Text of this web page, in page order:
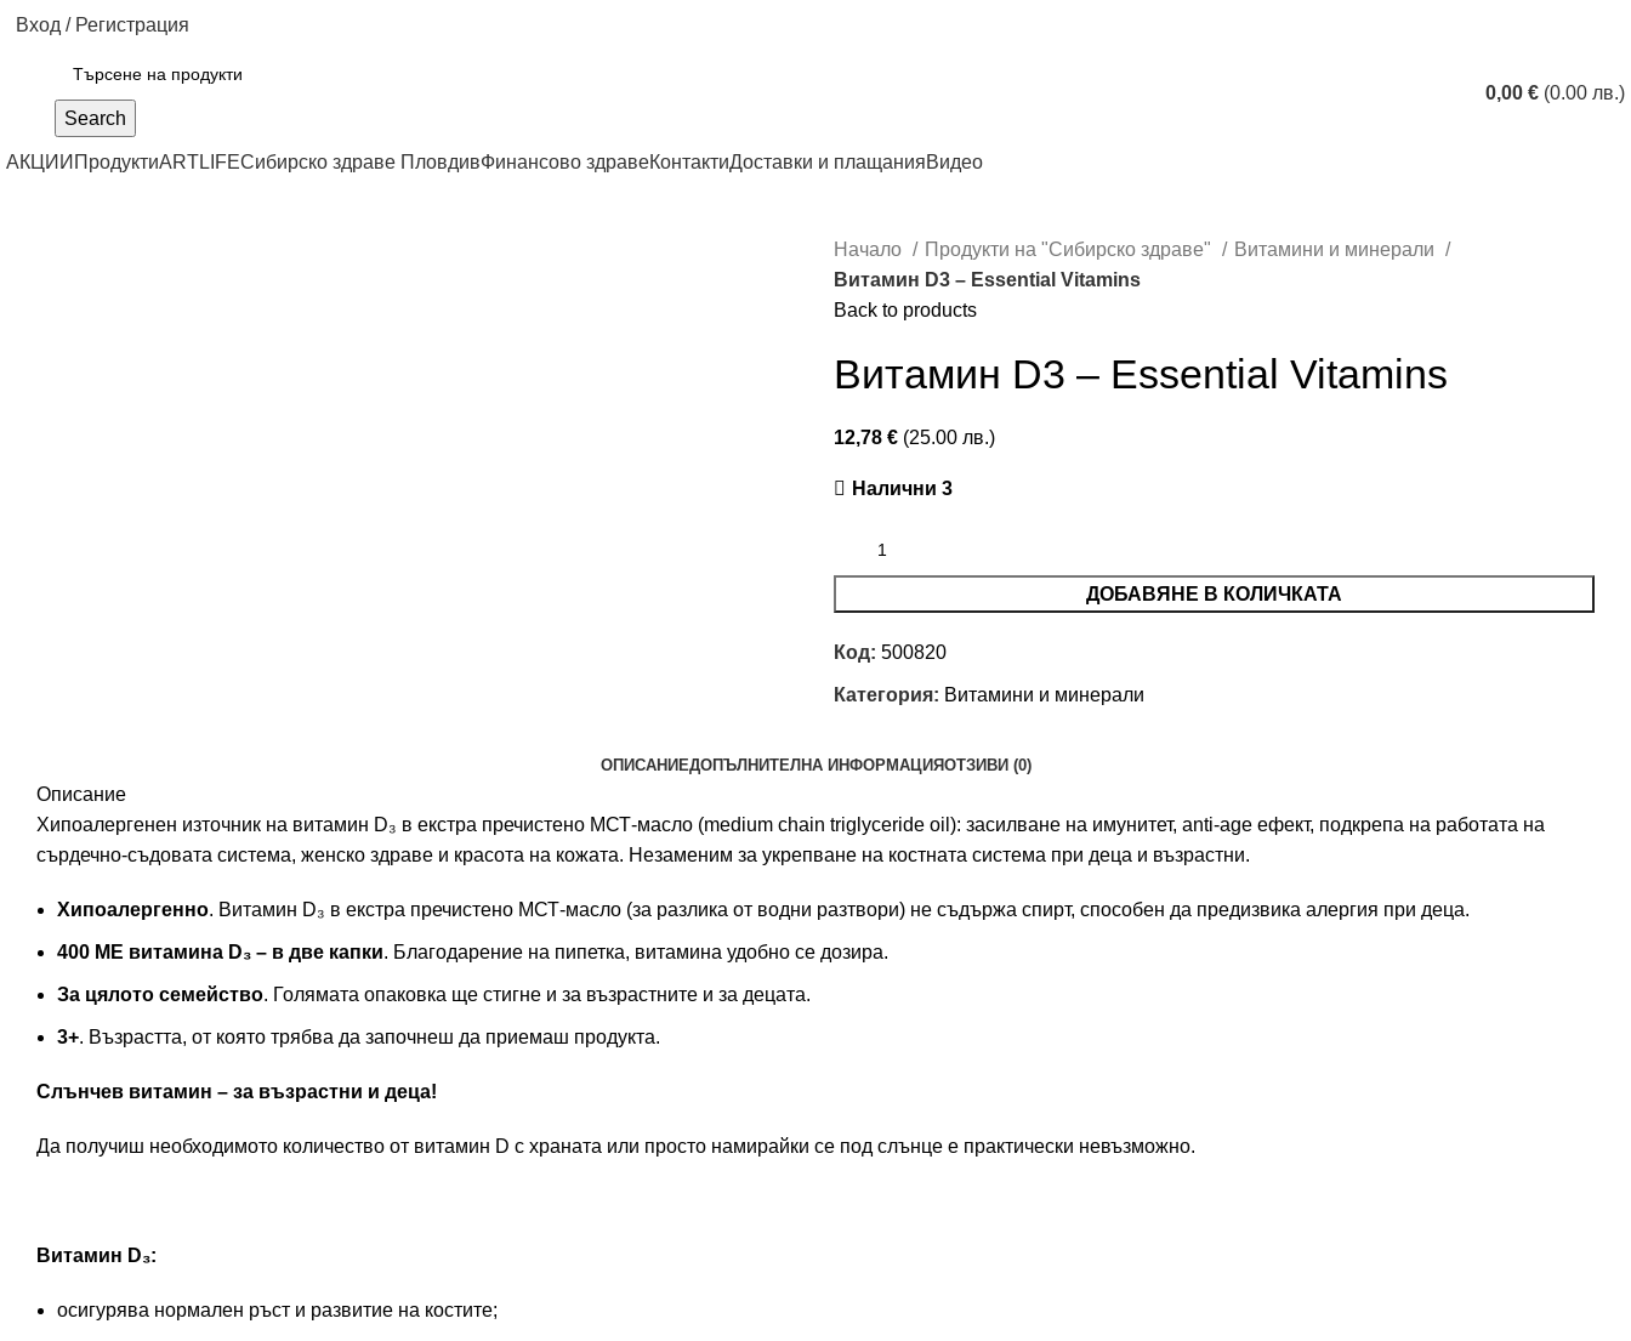
Вход / Регистрация
Search
0,00 € (0.00 лв.)
АКЦИИ ПродуктиARTLIFEСибирско здраве ПловдивФинансово здравеКонтактиДоставки и плащанияВидео
Начало Продукти на "Сибирско здраве"
Витамини и минерали
Витамин D3 – Essential Vitamins
Back to products
Витамин D3 – Essential Vitamins
12,78 € (25.00 лв.)
Налични 3
ДОБАВЯНЕ В КОЛИЧКАТА
Код: 500820
Категория: Витамини и минерали
ОПИСАНИЕДОПЪЛНИТЕЛНА ИНФОРМАЦИЯОТЗИВИ (0)
Описание
Хипоалергенен източник на витамин D₃ в екстра пречистено МСТ-масло (medium chain triglyceride oil): засилване на имунитет, anti-age ефект, подкрепа на работата на
сърдечно-съдовата система, женско здраве и красота на кожата. Незаменим за укрепване на костната система при деца и възрастни.
Хипоалергенно. Витамин D₃ в екстра пречистено МСТ-масло (за разлика от водни разтвори) не съдържа спирт, способен да предизвика алергия при деца.
400 МЕ витамина D₃ – в две капки. Благодарение на пипетка, витаминa удобно се дозира.
За цялото семейство. Голямата опаковка ще стигне и за възрастните и за децата.
3+. Възрастта, от която трябва да започнеш да приемаш продукта.
Слънчев витамин – за възрастни и деца!
Да получиш необходимото количество от витамин D с храната или просто намирайки се под слънце е практически невъзможно.
Витамин D₃:
осигурява нормален ръст и развитие на костите;